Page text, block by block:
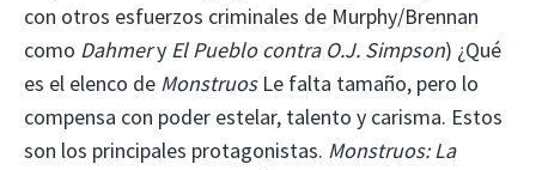
con otros esfuerzos criminales de Murphy/Brennan
como Dahmery El Pueblo contra O.J. Simpson) ¿Qué
es el elenco de MonstruosLe falta tamaño, pero lo
compensa con poder estelar, talento y carisma. Estos
son los principales protagonistas. Monstruos: La